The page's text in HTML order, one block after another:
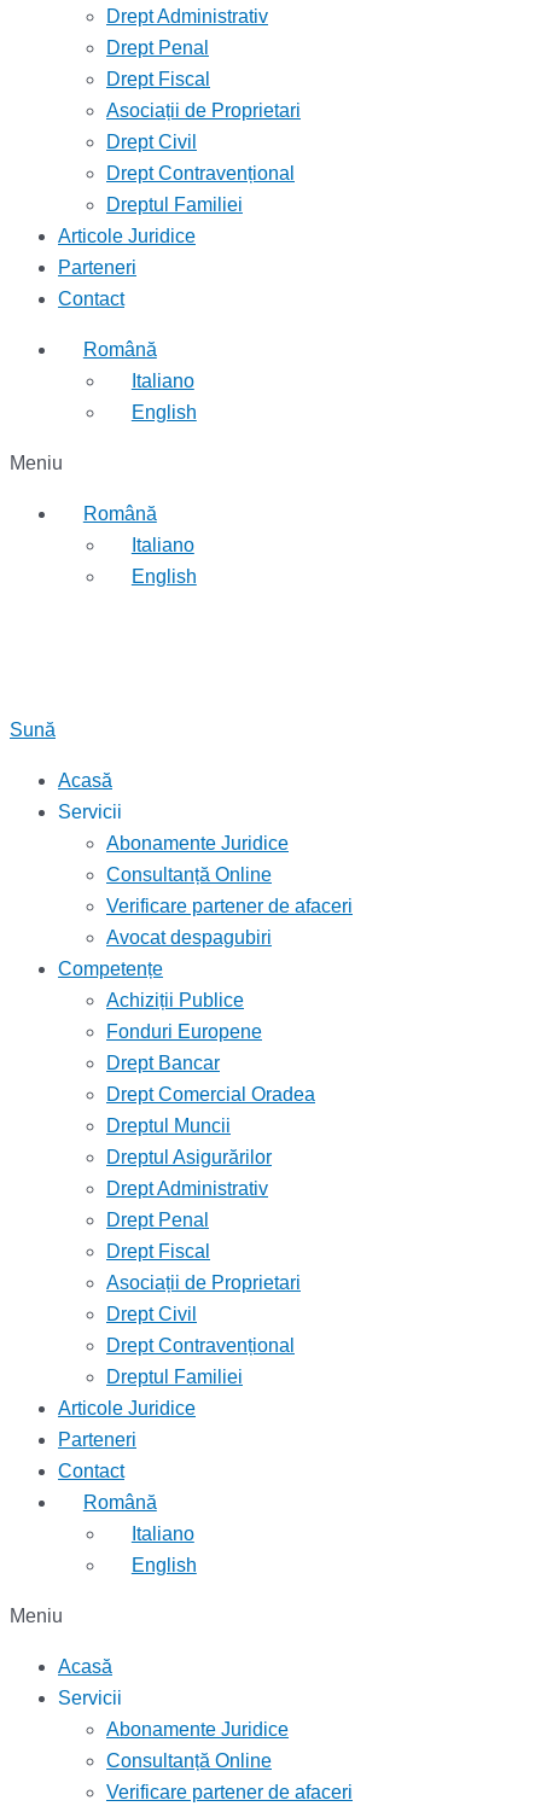
Drept Administrativ
Drept Penal
Drept Fiscal
Asociații de Proprietari
Drept Civil
Drept Contravențional
Dreptul Familiei
Articole Juridice
Parteneri
Contact
Română
Italiano
English
Meniu
Română
Italiano
English
Sună
Acasă
Servicii
Abonamente Juridice
Consultanță Online
Verificare partener de afaceri
Avocat despagubiri
Competențe
Achiziții Publice
Fonduri Europene
Drept Bancar
Drept Comercial Oradea
Dreptul Muncii
Dreptul Asigurărilor
Drept Administrativ
Drept Penal
Drept Fiscal
Asociații de Proprietari
Drept Civil
Drept Contravențional
Dreptul Familiei
Articole Juridice
Parteneri
Contact
Română
Italiano
English
Meniu
Acasă
Servicii
Abonamente Juridice
Consultanță Online
Verificare partener de afaceri